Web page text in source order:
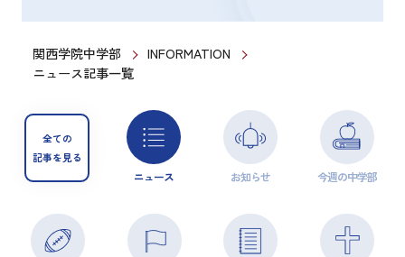
関西学院中学部
INFORMATION
ニュース記事一覧
全ての
記事を見る
ニュース お知らせ 今週の中学部